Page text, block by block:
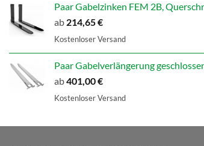
Paar Gabelzinken FEM 2B,
ab 214,65€
Kostenloser Versand
Paar Gabelverlängerung
ab401,00€
Kostenloser Versand